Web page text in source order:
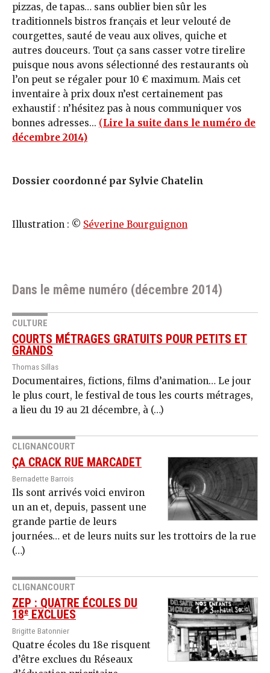
pizzas, de tapas… sans oublier bien sûr les
traditionnels bistros français et leur velouté de
courgettes, sauté de veau aux olives, quiche et
autres douceurs. Tout ça sans casser votre tirelire
puisque nous avons sélectionné des restaurants où
l’on peut se régaler pour 10 € maximum. Mais cet
inventaire à prix doux n’est certainement pas
exhaustif : n’hésitez pas à nous communiquer vos
bonnes adresses... (Lire la suite dans le numéro de
décembre 2014)
Dossier coordonné par Sylvie Chatelin
Illustration : © Séverine Bourguignon
Dans le même numéro (décembre 2014)
CULTURE
COURTS MÉTRAGES GRATUITS POUR PETITS ET
GRANDS
Thomas Sillas
Documentaires, fictions, films d’animation… Le jour
le plus court, le festival de tous les courts métrages,
a lieu du 19 au 21 décembre, à (…)
CLIGNANCOURT
ÇA CRACK RUE MARCADET
Bernadette Barrois
Ils sont arrivés voici environ
un an et, depuis, passent une
grande partie de leurs
journées… et de leurs nuits sur les trottoirs de la rue
(…)
CLIGNANCOURT
ZEP : QUATRE ÉCOLES DU
18e EXCLUES
Brigitte Batonnier
Quatre écoles du 18e risquent
d’être exclues du Réseaux